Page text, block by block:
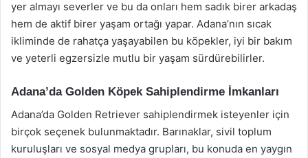
yer almayı severler ve bu da onları hem sadık birer arkadaş
hem de aktif birer yaşam ortağı yapar. Adana’nın sıcak
ikliminde de rahatça yaşayabilen bu köpekler, iyi bir bakım
ve yeterli egzersizle mutlu bir yaşam sürdürebilirler.
Adana’da Golden Köpek Sahiplendirme İmkanları
Adana’da Golden Retriever sahiplendirmek isteyenler için
birçok seçenek bulunmaktadır. Barınaklar, sivil toplum
kuruluşları ve sosyal medya grupları, bu konuda en yaygın